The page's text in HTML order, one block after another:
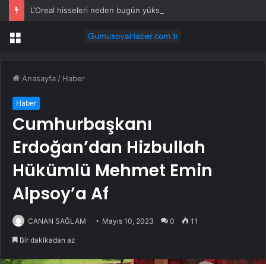
L’Oreal hisseleri neden bugün yükseliyor?
Menü
Anasayfa / Haber
Haber
Cumhurbaşkanı
Erdoğan’dan Hizbullah
Hükümlü Mehmet Emin
Alpsoy’a Af
CANAN SAĞLAM Mayıs 10, 2023 0 11
Bir dakikadan az